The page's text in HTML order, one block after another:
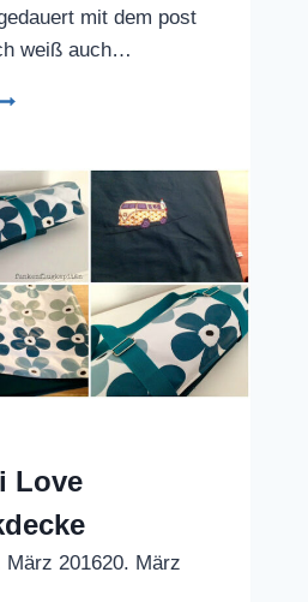
mit dem post
weiß auch…
Love
März 201620. März